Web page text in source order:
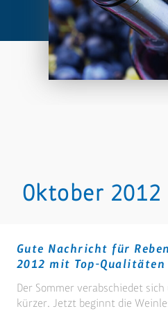
Oktober 2012
Gute Nachricht für
2012 mit Top-Qualitäten
Der Sommer verab­schiedet
kürzer. Jetzt beginnt die